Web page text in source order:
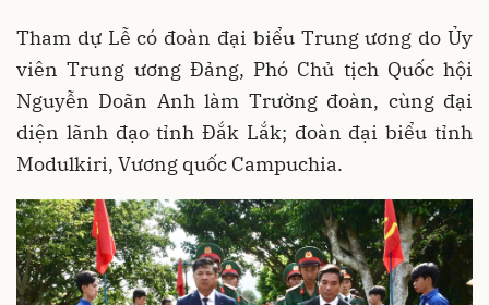
Tham dự Lễ có đoàn đại biểu Trung ương do Ủy
viên Trung ương Đảng, Phó Chủ tịch Quốc hội
Nguyễn Doãn Anh làm Trường đoàn, cùng đại
diện lãnh đạo tỉnh Đắk Lắk; đoàn đại biểu tỉnh
Modulkiri, Vương quốc Campuchia.